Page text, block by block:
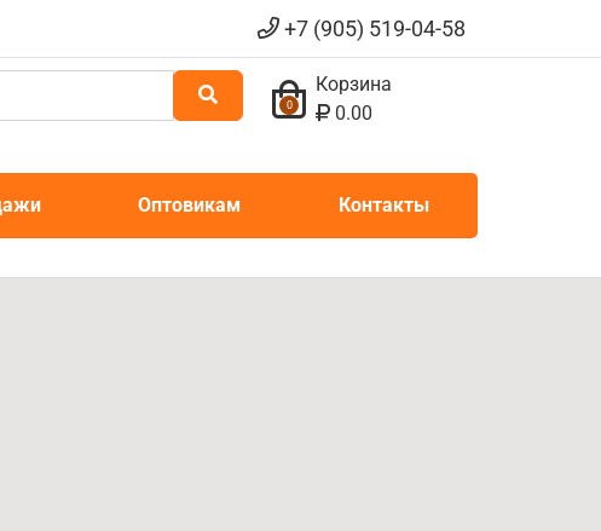
+7 (905) 519-04-58
0
Корзина
0.00
Оптовикам Контакты